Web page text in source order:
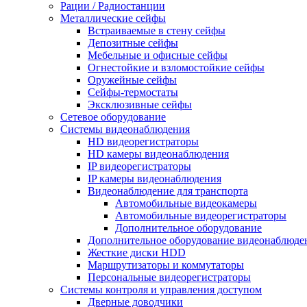
Рации / Радиостанции
Металлические сейфы
Встраиваемые в стену сейфы
Депозитные сейфы
Мебельные и офисные сейфы
Огнестойкие и взломостойкие сейфы
Оружейные сейфы
Сейфы-термостаты
Эксклюзивные сейфы
Сетевое оборудование
Системы видеонаблюдения
HD видеорегистраторы
HD камеры видеонаблюдения
IP видеорегистраторы
IP камеры видеонаблюдения
Видеонаблюдение для транспорта
Автомобильные видеокамеры
Автомобильные видеорегистраторы
Дополнительное оборудование
Дополнительное оборудование
Жесткие диски HDD
Маршрутизаторы и коммутаторы
Персональные видеорегистраторы
Системы контроля и управления доступом
Дверные доводчики